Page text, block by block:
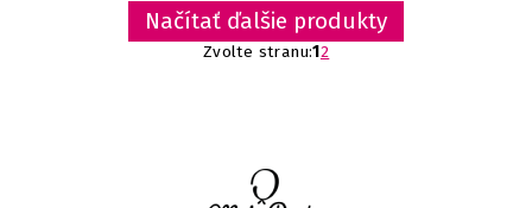
Načítať ďalšie produkty
Zvolte stranu:12